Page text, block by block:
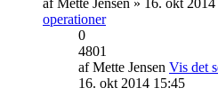
operationer
0
4801
afMette Jensen Vis det
16. okt 2014 15:45